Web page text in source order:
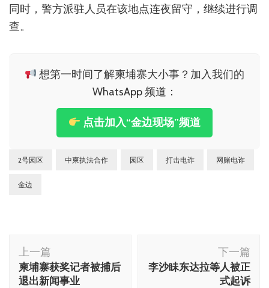
同时，警方派驻人员在该地点连夜留守，继续进行调
查。
想第一时间了解柬埔寨大小事？加入我们的
WhatsApp 频道：
点击加入“金边现场”频道
2号园区 中柬执法合作 园区 打击电诈 网赌电诈
金边
博
文
导
上一篇
柬埔寨获奖记者被捕后
退出新闻事业
下一篇
李沙眛东达拉等人被正
式起诉